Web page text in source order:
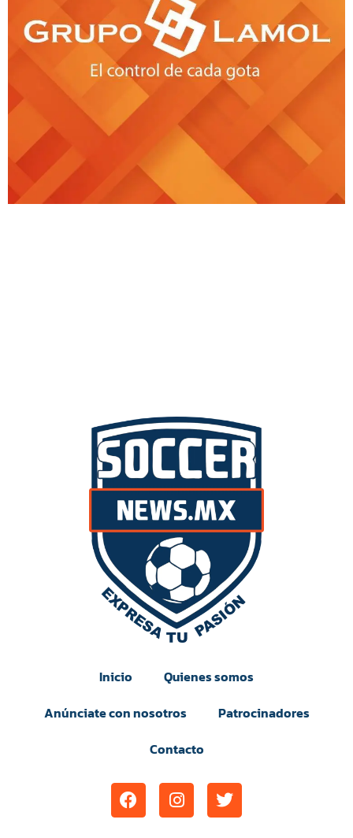
Inicio
Quienes somos
Anúnciate con nosotros
Patrocinadores
Contacto